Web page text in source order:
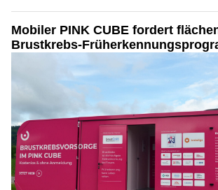
Mobiler PINK CUBE fordert
Brustkrebs-